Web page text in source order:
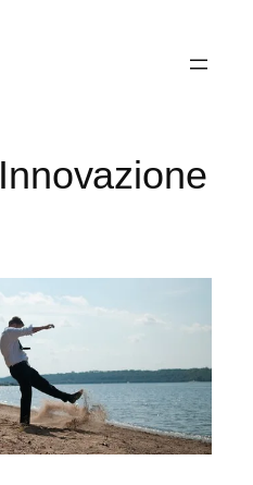
Innovazione